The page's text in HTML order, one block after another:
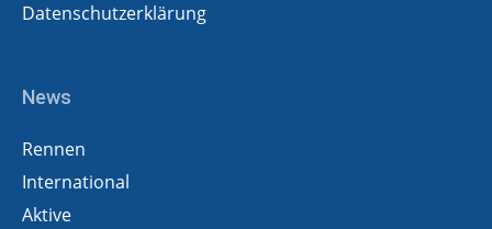
Datenschutzerklärung
News
Rennen
International
Aktive